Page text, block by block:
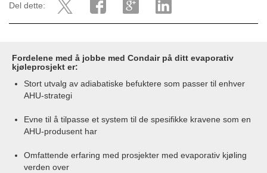
Del dette:
Fordelene med å jobbe med Condair på ditt evaporativ
kjøleprosjekt er:
Stort utvalg av adiabatiske befuktere som passer til enhver
AHU-strategi
Evne til å tilpasse et system til de spesifikke kravene som en
AHU-produsent har
Omfattende erfaring med prosjekter med evaporativ kjøling
verden over